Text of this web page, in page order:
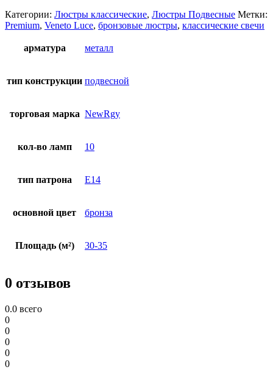
Категории: Люстры классические, Люстры Подвесные Метки:
Premium, Veneto Luce, бронзовые люстры, классические свечи
арматура металл
тип конструкции подвесной
торговая марка NewRgy
кол-во ламп 10
тип патрона E14
основной цвет бронза
Площадь (м²) 30-35
0 отзывов
0.0 всего
0
0
0
0
0